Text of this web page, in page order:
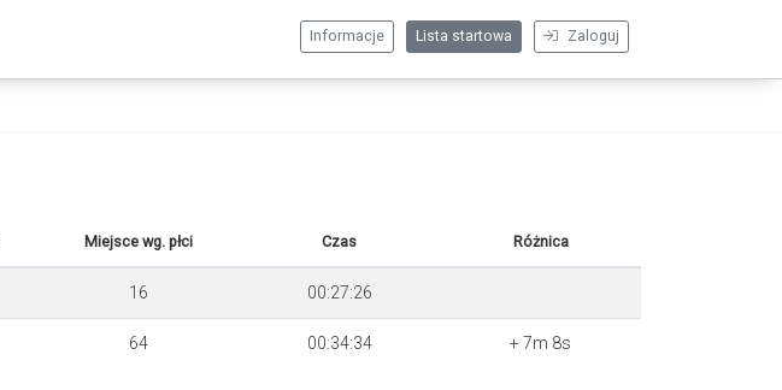
Zaloguj
Lista startowa
Informacje
Miejsce wg. płci Czas Różnica
16 00:27:26
64 00:34:34 + 7m 8s